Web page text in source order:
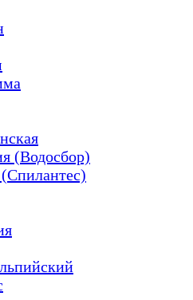
(Водосбор)